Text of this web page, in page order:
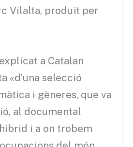
Vilalta, produït per
a Catalan
«d’una selecció
i gèneres, que va
al documental
i a on trobem